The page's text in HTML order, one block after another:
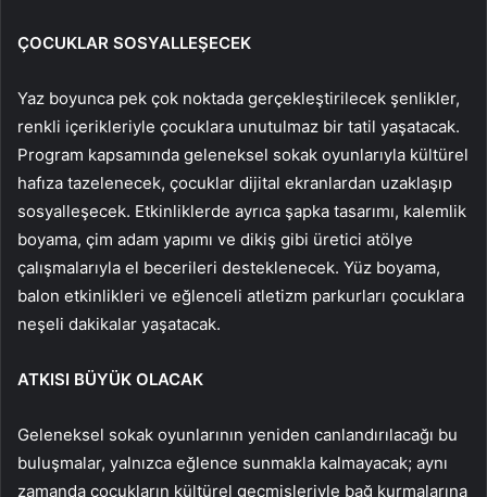
ÇOCUKLAR SOSYALLEŞECEK
Yaz boyunca pek çok noktada gerçekleştirilecek şenlikler,
renkli içerikleriyle çocuklara unutulmaz bir tatil yaşatacak.
Program kapsamında geleneksel sokak oyunlarıyla kültürel
hafıza tazelenecek, çocuklar dijital ekranlardan uzaklaşıp
sosyalleşecek. Etkinliklerde ayrıca şapka tasarımı, kalemlik
boyama, çim adam yapımı ve dikiş gibi üretici atölye
çalışmalarıyla el becerileri desteklenecek. Yüz boyama,
balon etkinlikleri ve eğlenceli atletizm parkurları çocuklara
neşeli dakikalar yaşatacak.
ATKISI BÜYÜK OLACAK
Geleneksel sokak oyunlarının yeniden canlandırılacağı bu
buluşmalar, yalnızca eğlence sunmakla kalmayacak; aynı
zamanda çocukların kültürel geçmişleriyle bağ kurmalarına